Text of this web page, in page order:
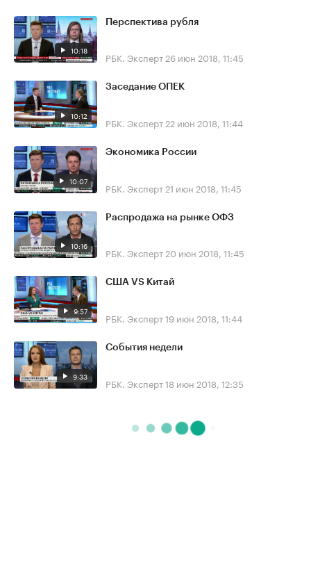
10:18
Перспектива рубля
РБК. Эксперт 26 июн 2018, 11:45
10:12
Заседание ОПЕК
РБК. Эксперт 22 июн 2018, 11:44
10:07
Экономика России
РБК. Эксперт 21 июн 2018, 11:45
10:16
Распродажа на рынке ОФЗ
РБК. Эксперт 20 июн 2018, 11:45
9:57
США VS Китай
РБК. Эксперт19 июн 2018, 11:44
9:33
События недели
РБК. Эксперт18 июн 2018, 12:35